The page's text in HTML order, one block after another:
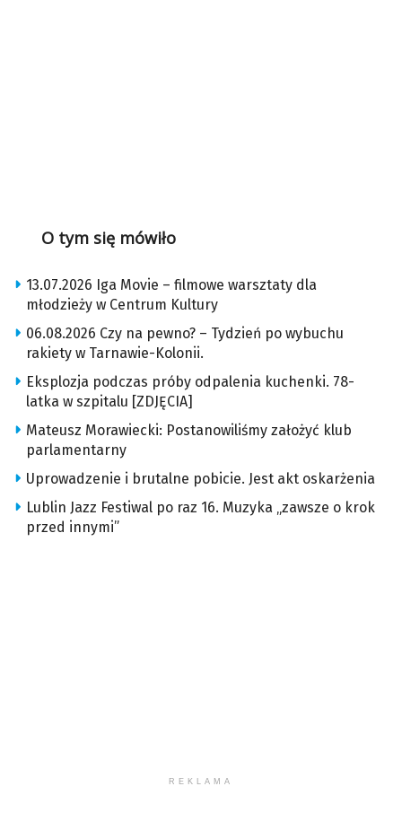
O tym się mówiło
13.07.2026 Iga Movie – filmowe warsztaty dla
młodzieży w Centrum Kultury
06.08.2026 Czy na pewno? – Tydzień po wybuchu
rakiety w Tarnawie-Kolonii.
Eksplozja podczas próby odpalenia kuchenki. 78-
latka w szpitalu [ZDJĘCIA]
Mateusz Morawiecki: Postanowiliśmy założyć klub
parlamentarny
Uprowadzenie i brutalne pobicie. Jest akt oskarżenia
Lublin Jazz Festiwal po raz 16. Muzyka „zawsze o krok
przed innymi”
REKLAMA